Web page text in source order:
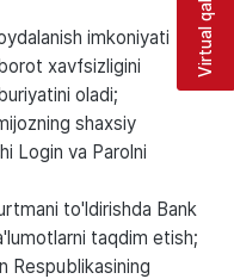
imkoniyati
xavfsizligini
oladi;
shaxsiy
Login va Parolni
to'ldirishda Bank
taqdim etish;
Respublikasining